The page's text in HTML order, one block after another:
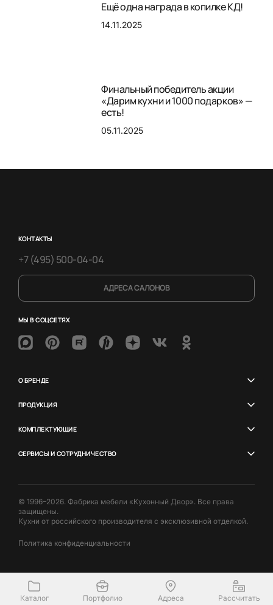
Ещё одна награда в копилке КД!
14.11.2025
Финальный победитель акции
«Дарим кухни и 1000 подарков» —
есть!
05.11.2025
КОНТАКТЫ
+7 (495) 500-04-04
АДРЕСА САЛОНОВ
МЫ В СОЦСЕТЯХ
О БРЕНДЕ
ПРОДУКЦИЯ
КОМПЛЕКТУЮЩИЕ
СЕРВИСЫ И СОТРУДНИЧЕСТВО
© 1996–2026. Фабрика мебели «Кухонный Двор». Все права
защищены.
Кухни от российского производителя с эксклюзивной отделкой.
Политика конфиденциальности
Каталог Портфолио Адреса Рассчитать